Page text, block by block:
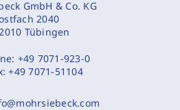
GmbH & Co. KG
2040
Tübingen
+49 7071-923-0
+49 7071-51104